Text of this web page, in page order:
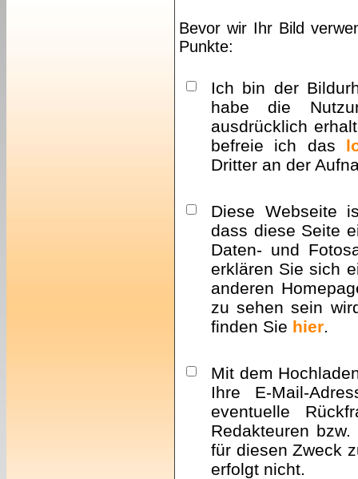
Bevor wir Ihr Bild
Punkte:
Ich bin der
habe die
ausdrücklich
befreie ich das
Dritter an der
Diese Webseite
dass diese Seite
Daten- und
erklären Sie sich
anderen
zu sehen sein
finden Sie hier.
Mit dem
Ihre E-Mail-
eventuelle
Redakteuren
für diesen Zweck
erfolgt nicht.